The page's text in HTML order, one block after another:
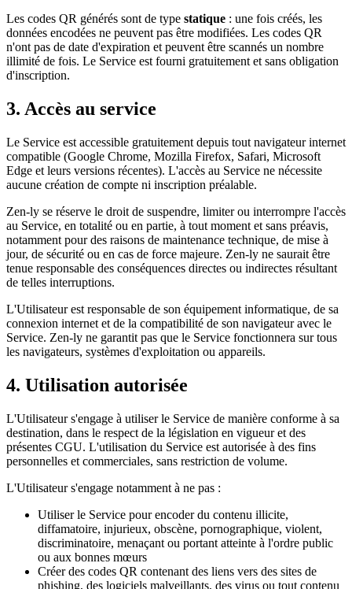
Les codes QR générés sont de type statique : une fois créés, les
données encodées ne peuvent pas être modifiées. Les codes QR
n'ont pas de date d'expiration et peuvent être scannés un nombre
illimité de fois. Le Service est fourni gratuitement et sans obligation
d'inscription.
3. Accès au service
Le Service est accessible gratuitement depuis tout navigateur internet
compatible (Google Chrome, Mozilla Firefox, Safari, Microsoft
Edge et leurs versions récentes). L'accès au Service ne nécessite
aucune création de compte ni inscription préalable.
Zen-ly se réserve le droit de suspendre, limiter ou interrompre l'accès
au Service, en totalité ou en partie, à tout moment et sans préavis,
notamment pour des raisons de maintenance technique, de mise à
jour, de sécurité ou en cas de force majeure. Zen-ly ne saurait être
tenue responsable des conséquences directes ou indirectes résultant
de telles interruptions.
L'Utilisateur est responsable de son équipement informatique, de sa
connexion internet et de la compatibilité de son navigateur avec le
Service. Zen-ly ne garantit pas que le Service fonctionnera sur tous
les navigateurs, systèmes d'exploitation ou appareils.
4. Utilisation autorisée
L'Utilisateur s'engage à utiliser le Service de manière conforme à sa
destination, dans le respect de la législation en vigueur et des
présentes CGU. L'utilisation du Service est autorisée à des fins
personnelles et commerciales, sans restriction de volume.
L'Utilisateur s'engage notamment à ne pas :
Utiliser le Service pour encoder du contenu illicite,
diffamatoire, injurieux, obscène, pornographique, violent,
discriminatoire, menaçant ou portant atteinte à l'ordre public
ou aux bonnes mœurs
Créer des codes QR contenant des liens vers des sites de
phishing, des logiciels malveillants, des virus ou tout contenu